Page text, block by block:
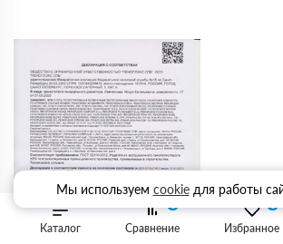
Каталог Избранное
Сравнение
Мы используем cookieдля работы